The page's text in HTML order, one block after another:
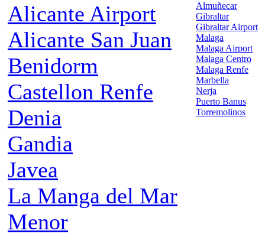
Alicante Airport
Alicante San Juan
Benidorm
Castellon Renfe
Denia
Gandia
Javea
La Manga del Mar
Menor
Almuñecar
Gibraltar
Gibraltar Airport
Malaga
Malaga Airport
Malaga Centro
Malaga Renfe
Marbella
Nerja
Puerto Banus
Torremolinos